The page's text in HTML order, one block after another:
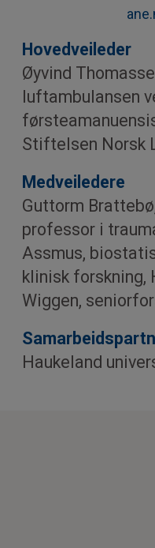
Hovedveileder
Øyvind
luftambulansen
Stiftelsen Norsk
Medveiledere
Guttorm
professor i
Assmus,
klinisk forskning,
Wiggen,
Haukeland